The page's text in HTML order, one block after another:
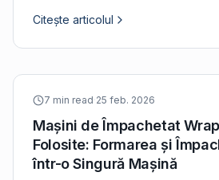
Citește articolul
7 min read·25 feb. 2026
Mașini de Împachetat
Folosite: Formarea și
într-o Singură Mașină